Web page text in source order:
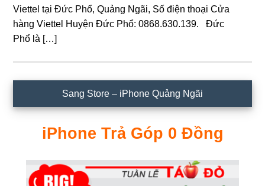
Viettel tại Đức Phổ, Quảng Ngãi, Số điện thoại Cửa
hàng Viettel Huyện Đức Phổ: 0868.630.139. Đức
Phổ là […]
chính
Sang Store – iPhone Quảng Ngãi
iPhone Trả Góp 0 Đồng